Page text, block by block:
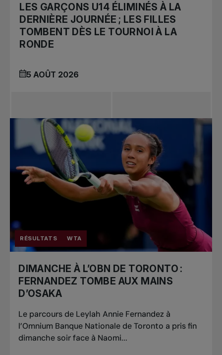
LES GARÇONS U14 ÉLIMINÉS À LA
DERNIÈRE JOURNÉE ; LES FILLES
TOMBENT DÈS LE TOURNOI À LA
RONDE
5 AOÛT 2026
RÉSULTATS WTA
DIMANCHE À L’OBN DE TORONTO :
FERNANDEZ TOMBE AUX MAINS
D’OSAKA
Le parcours de Leylah Annie Fernandez à
l’Omnium Banque Nationale de Toronto a pris fin
dimanche soir face à Naomi...